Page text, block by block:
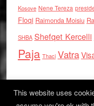
Kosove Nene Tereza
Floqi Raimonda Moisiu
SHBA Shefqet Kercelli
Paja Thaci Vatra
This website uses